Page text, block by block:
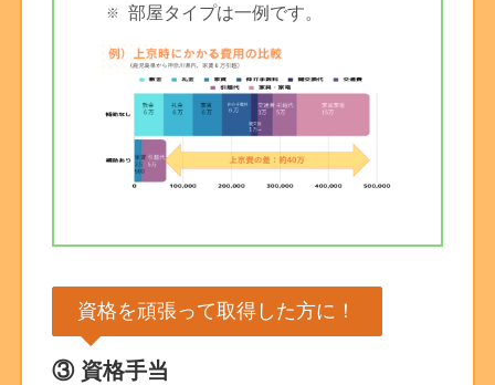
部屋タイプは一例です。
資格を頑張って取得した方に！
③ 資格手当